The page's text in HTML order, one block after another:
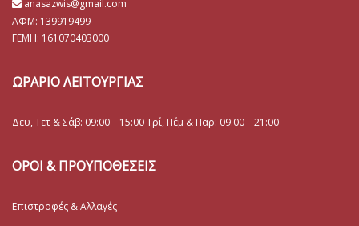
anasazwis@gmail.com
ΑΦΜ: 139919499
ΓΕΜΗ: 161070403000
ΩΡΑΡΙΟ ΛΕΙΤΟΥΡΓΙΑΣ
Δευ, Τετ & Σάβ: 09:00 – 15:00 Τρί, Πέμ & Παρ: 09:00 – 21:00
ΟΡΟΙ & ΠΡΟΥΠΟΘΕΣΕΙΣ
Επιστροφές & Αλλαγές